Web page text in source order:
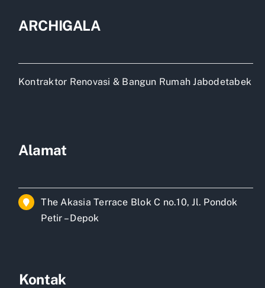
ARCHIGALA
Kontraktor Renovasi & Bangun Rumah Jabodetabek
Alamat
The Akasia Terrace Blok C no.10, Jl. Pondok
Petir – Depok
Kontak